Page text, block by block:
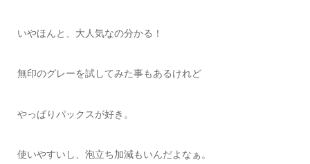
いやほんと、大人気なの分かる！
無印のグレーを試してみた事もあるけれど
やっぱりパックスが好き。
使いやすいし、泡立ち加減もいんだよなぁ。